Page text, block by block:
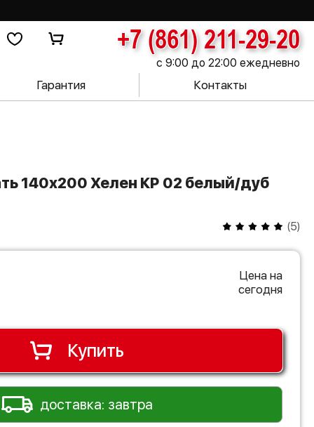
+7 (861) 211-29-20
с 9:00 до 22:00 ежедневно
Гарантия Контакты
(5)
Цена на
сегодня
Купить
доставка: завтра